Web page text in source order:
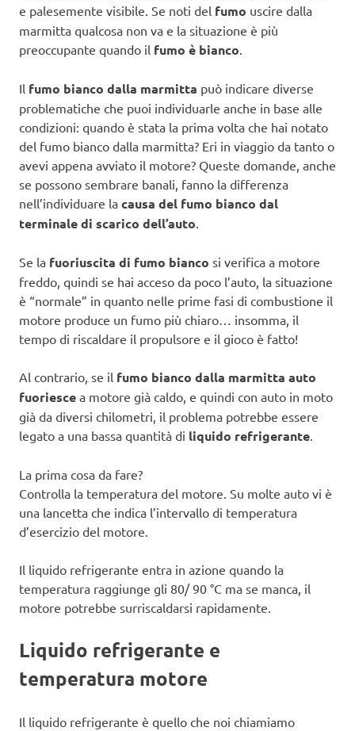
e palesemente visibile. Se noti del fumo uscire dalla
marmitta qualcosa non va e la situazione è più
preoccupante quando il fumo è bianco
Il fumo bianco dalla marmitta può indicare diverse
problematiche che puoi individuarle anche in base alle
condizioni: quando è stata la prima volta che hai notato
del fumo bianco dalla marmitta? Eri in viaggio da tanto o
avevi appena avviato il motore? Queste domande, anche
se possono sembrare banali, fanno la differenza
nell’individuare la causa del fumo bianco dal
terminale di scarico dell’auto
Se la fuoriuscita di fumo bianco si verifica a motore
freddo, quindi se hai acceso da poco l’auto, la situazione
è “normale” in quanto nelle prime fasi di combustione il
motore produce un fumo più chiaro… insomma, il
tempo di riscaldare il propulsore e il gioco è fatto!
Al contrario, se il fumo bianco dalla marmitta auto
fuoriesce a motore già caldo, e quindi con auto in moto
già da diversi chilometri, il problema potrebbe essere
legato a una bassa quantità di liquido refrigerante
La prima cosa da fare?
Controlla la temperatura del motore. Su molte auto vi è
una lancetta che indica l’intervallo di temperatura
d’esercizio del motore.
Il liquido refrigerante entra in azione quando la
temperatura raggiunge gli 80/ 90 °C ma se manca, il
motore potrebbe surriscaldarsi rapidamente.
Liquido refrigerante e
temperatura motore
Il liquido refrigerante è quello che noi chiamiamo